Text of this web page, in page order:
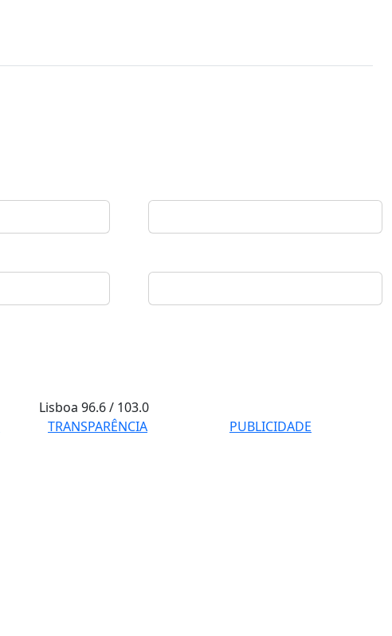
Lisboa96.6 / 103.0
TRANSPARÊNCIA
PUBLICIDADE